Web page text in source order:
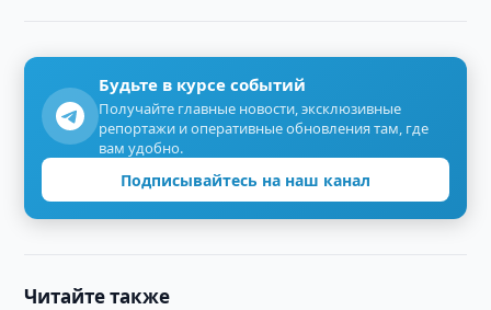
Будьте в курсе событий
Получайте главные новости, эксклюзивные
репортажи и оперативные обновления там, где
вам удобно.
Подписывайтесь на наш канал
Читайте также